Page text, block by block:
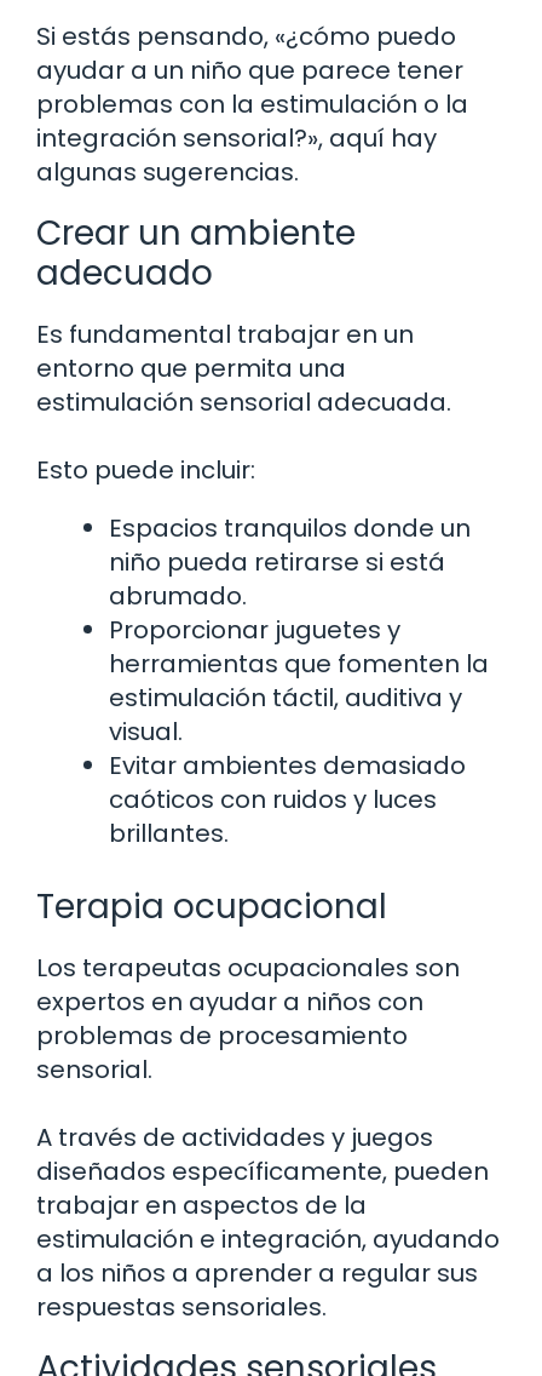
Si estás pensando, «¿cómo puedo
ayudar a un niño que parece tener
problemas con la estimulación o la
integración sensorial?», aquí hay
algunas sugerencias.
Crear un ambiente
adecuado
Es fundamental trabajar en un
entorno que permita una
estimulación sensorial adecuada.
Esto puede incluir:
Espacios tranquilos donde un
niño pueda retirarse si está
abrumado.
Proporcionar juguetes y
herramientas que fomenten la
estimulación táctil, auditiva y
visual.
Evitar ambientes demasiado
caóticos con ruidos y luces
brillantes.
Terapia ocupacional
Los terapeutas ocupacionales son
expertos en ayudar a niños con
problemas de procesamiento
sensorial.
A través de actividades y juegos
diseñados específicamente, pueden
trabajar en aspectos de la
estimulación e integración, ayudando
a los niños a aprender a regular sus
respuestas sensoriales.